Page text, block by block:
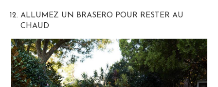
ALLUMEZ UN BRASERO POUR RESTER AU
CHAUD